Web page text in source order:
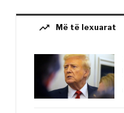
trending_up Më të lexuarat